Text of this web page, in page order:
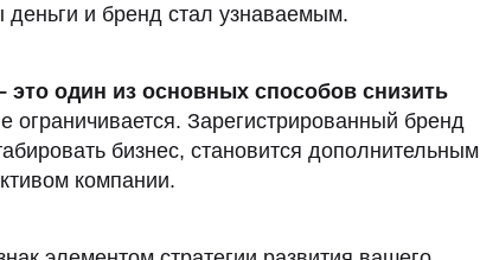
и бренд стал узнаваемым.
это один из основных способов снизить
ограничивается. Зарегистрированный бренд
бизнес, становится дополнительным
компании.